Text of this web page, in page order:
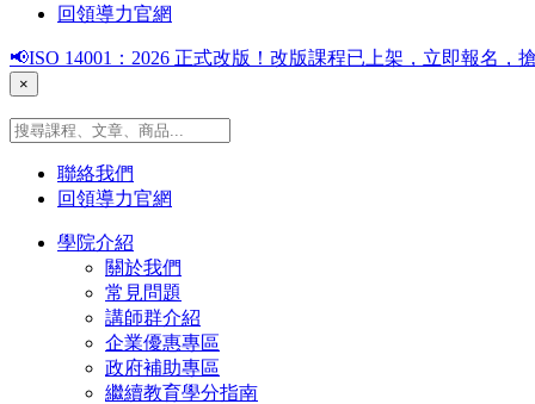
回領導力官網
📢ISO 14001：2026 正式改版！改版課程已上架，立即報名，
×
聯絡我們
回領導力官網
學院介紹
關於我們
常見問題
講師群介紹
企業優惠專區
政府補助專區
繼續教育學分指南